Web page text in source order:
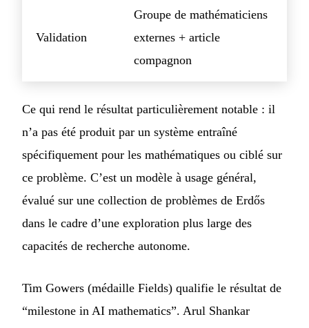
Validation
Groupe de mathématiciens
externes + article
compagnon
Ce qui rend le résultat particulièrement notable : il
n’a pas été produit par un système entraîné
spécifiquement pour les mathématiques ou ciblé sur
ce problème. C’est un modèle à usage général,
évalué sur une collection de problèmes de Erdős
dans le cadre d’une exploration plus large des
capacités de recherche autonome.
Tim Gowers (médaille Fields) qualifie le résultat de
“milestone in AI mathematics”. Arul Shankar